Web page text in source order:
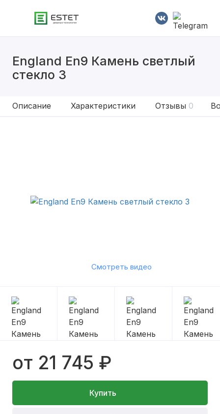
England En9 Камень светлый
стекло 3
Описание Характеристики Отзывы 0
Смотреть видео
от 21 745 ₽
Купить